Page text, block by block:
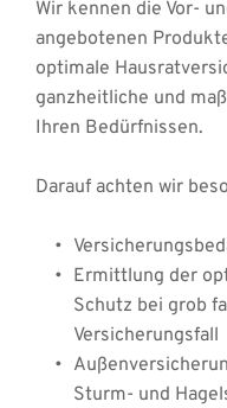
Wir kennen die Vor-
angebotenen
optimale
ganzheitliche und
Ihren Bedürfnissen.
Darauf achten wir
Ermittlung der
Schutz bei grob
Versicherungsfall
Sturm- und